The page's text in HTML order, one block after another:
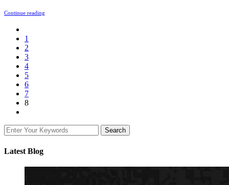
Continue reading
1
2
3
4
5
6
7
8
Latest Blog